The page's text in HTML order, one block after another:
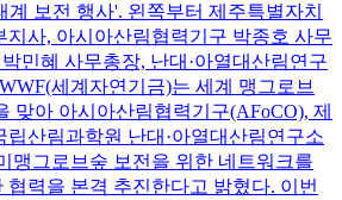
계 보전 행사'. 왼쪽부터 제주특별자치
지사, 아시아산림협력기구 박종호 사무
민혜 사무총장, 난대·아열대산림연구
세계자연기금)는 세계 맹그로브
맞아 아시아산림협력기구(AFoCO), 제
립산림과학원 난대·아열대산림연구소
맹그로브숲 보전을 위한 네트워크를
협력을 본격 추진한다고 밝혔다. 이번